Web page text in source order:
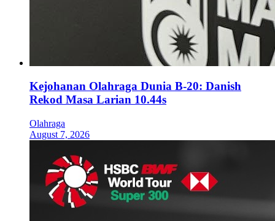
Kejohanan Olahraga Dunia B-20: Danish
Rekod Masa Larian 10.44s
Olahraga
August 7, 2026